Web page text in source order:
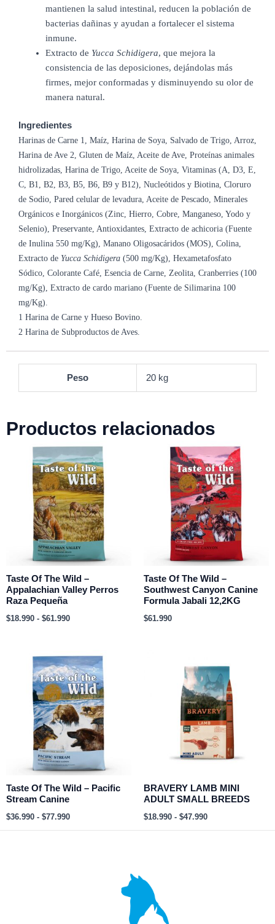
mantienen la salud intestinal, reducen la población de
bacterias dañinas y ayudan a fortalecer el sistema
inmune.
Extracto de Yucca Schidigera, que mejora la
consistencia de las deposiciones, dejándolas más
firmes, mejor conformadas y disminuyendo su olor de
manera natural.
Ingredientes
Harinas de Carne 1, Maíz, Harina de Soya, Salvado de Trigo, Arroz,
Harina de Ave 2, Gluten de Maíz, Aceite de Ave, Proteínas animales
hidrolizadas, Harina de Trigo, Aceite de Soya, Vitaminas (A, D3, E,
C, B1, B2, B3, B5, B6, B9 y B12), Nucleótidos y Biotina, Cloruro
de Sodio, Pared celular de levadura, Aceite de Pescado, Minerales
Orgánicos e Inorgánicos (Zinc, Hierro, Cobre, Manganeso, Yodo y
Selenio), Preservante, Antioxidantes, Extracto de achicoria (Fuente
de Inulina 550 mg/Kg), Manano Oligosacáridos (MOS), Colina,
Extracto de Yucca Schidigera (500 mg/Kg), Hexametafosfato
Sódico, Colorante Café, Esencia de Carne, Zeolita, Cranberries (100
mg/Kg), Extracto de cardo mariano (Fuente de Silimarina 100
mg/Kg).
1 Harina de Carne y Hueso Bovino.
2 Harina de Subproductos de Aves.
Peso 20 kg
Productos relacionados
Taste Of The Wild –
Appalachian Valley Perros
Raza Pequeña
$18.990 - $61.990
Rango
de
precios:
desde
$18.990
hasta
$61.990
Taste Of The Wild –
Southwest Canyon Canine
Formula Jabali 12,2KG
$61.990
Taste Of The Wild – Pacific
Stream Canine
$36.990 - $77.990
Rango
de
precios:
desde
$36.990
hasta
$77.990
BRAVERY LAMB MINI
ADULT SMALL BREEDS
$18.990 - $47.990
de
precios:
desde
$18.990
hasta
$47.990